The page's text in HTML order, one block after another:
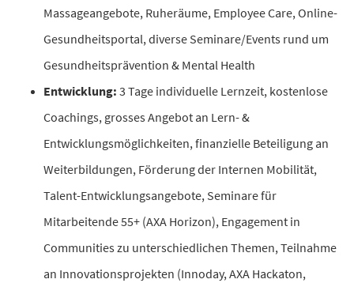
Massageangebote, Ruheräume, Employee Care, Online-
Gesundheitsportal, diverse Seminare/Events rund um
Gesundheitsprävention & Mental Health
Entwicklung: 3 Tage individuelle Lernzeit, kostenlose
Coachings, grosses Angebot an Lern- &
Entwicklungsmöglichkeiten, finanzielle Beteiligung an
Weiterbildungen, Förderung der Internen Mobilität,
Talent-Entwicklungsangebote, Seminare für
Mitarbeitende 55+ (AXA Horizon), Engagement in
Communities zu unterschiedlichen Themen, Teilnahme
an Innovationsprojekten (Innoday, AXA Hackaton,